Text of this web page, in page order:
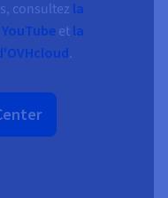
consultez la
et la
.